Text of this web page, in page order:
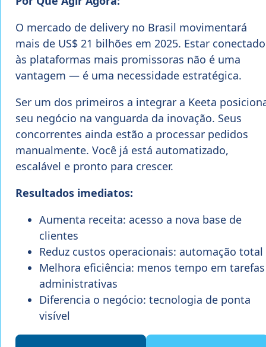
O mercado de delivery no Brasil movimentará
mais de US$ 21 bilhões em 2025. Estar conectado
às plataformas mais promissoras não é uma
vantagem — é uma necessidade estratégica.
Ser um dos primeiros a integrar a Keeta
seu negócio na vanguarda da inovação. Seus
concorrentes ainda estão a processar pedidos
manualmente. Você já está automatizado,
escalável e pronto para crescer.
Resultados imediatos:
Aumenta receita: acesso a nova base de
clientes
Reduz custos operacionais: automação total
Melhora eficiência: menos tempo em tarefas
administrativas
Diferencia o negócio: tecnologia de ponta
visível